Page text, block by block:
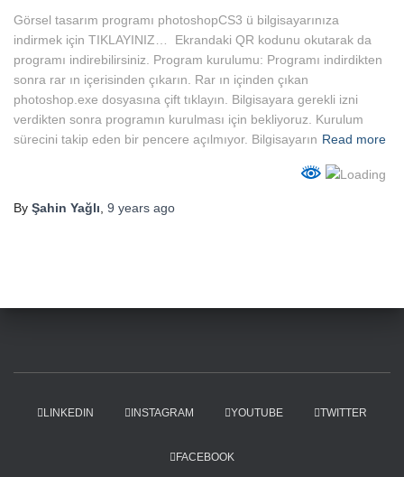
Görsel tasarım programı photoshopCS3 ü bilgisayarınıza
indirmek için TIKLAYINIZ… Ekrandaki QR kodunu okutarak da
programı indirebilirsiniz. Program kurulumu: Programı indirdikten
sonra rar ın içerisinden çıkarın. Rar ın içinden çıkan
photoshop.exe dosyasına çift tıklayın. Bilgisayara gerekli izni
verdikten sonra programın kurulması için bekliyoruz. Kurulum
sürecini takip eden bir pencere açılmıyor. Bilgisayarın Read more
By Şahin Yağlı 9 years ago
LINKEDIN INSTAGRAM YOUTUBE TWITTER
FACEBOOK